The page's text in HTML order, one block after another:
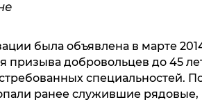
была объявлена в марте
призыва добровольцев до 45
специальностей.
ранее служившие рядовые,